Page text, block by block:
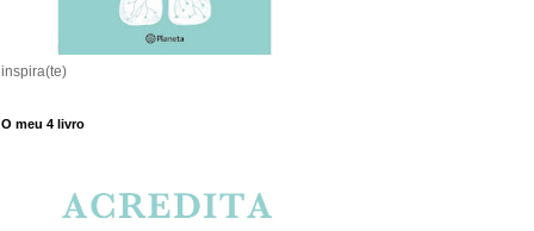
inspira(te)
O meu 4 livro